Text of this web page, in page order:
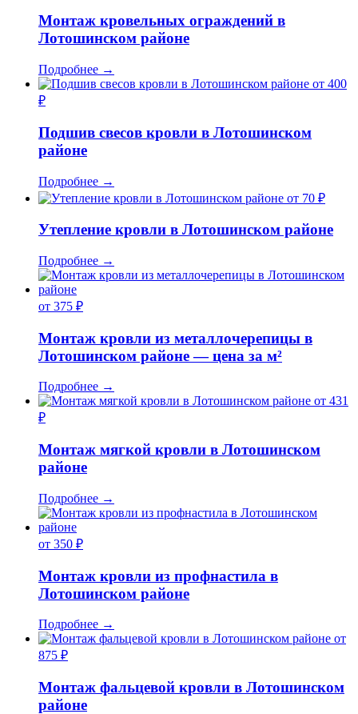
Монтаж кровельных ограждений в
Лотошинском районе
Подробнее →
от 400
₽
Подшив свесов кровли в Лотошинском
районе
Подробнее →
от 70 ₽
Утепление кровли в Лотошинском районе
Подробнее →
от 375 ₽
Монтаж кровли из металлочерепицы в
Лотошинском районе — цена за м²
Подробнее →
от 431
₽
Монтаж мягкой кровли в Лотошинском
районе
Подробнее →
от 350 ₽
Монтаж кровли из профнастила в
Лотошинском районе
Подробнее →
от
875 ₽
Монтаж фальцевой кровли в Лотошинском
районе